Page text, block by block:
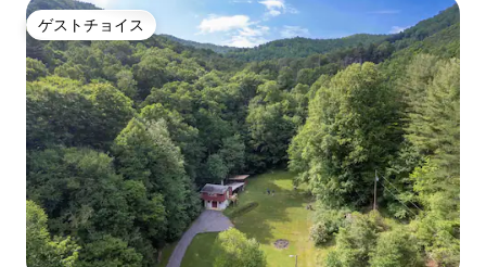
ゲストチョイス
ゲストチョイス